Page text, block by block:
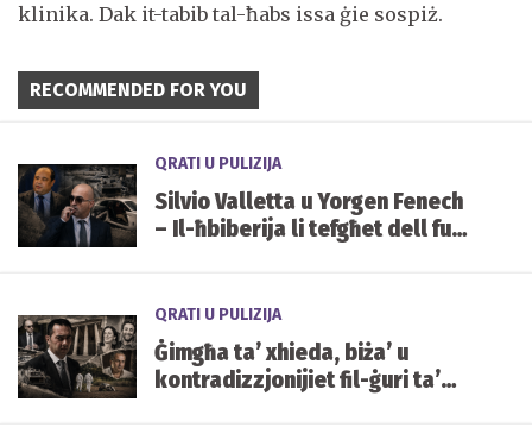
klinika. Dak it-tabib tal-ħabs issa ġie sospiż.
RECOMMENDED FOR YOU
QRATI U PULIZIJA
Silvio Valletta u Yorgen Fenech
– Il-ħbiberija li tefgħet dell fuq
Malta
QRATI U PULIZIJA
Ġimgħa ta’ xhieda, biża’ u
kontradizzjonijiet fil-ġuri ta’